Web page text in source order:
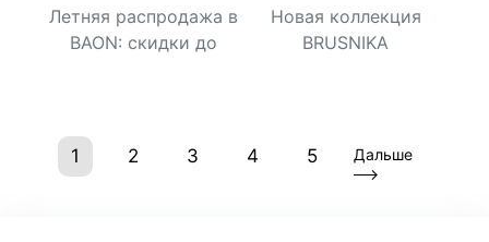
Летняя распродажа в
BAON: скидки до
Новая коллекция
BRUSNIKA
1 (current)
2 3 4 5 Дальше